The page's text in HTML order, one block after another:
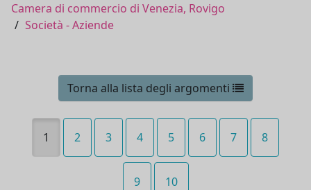
Camera di commercio di Venezia, Rovigo
Società - Aziende
Torna alla lista degli argomenti
1 2 3 4 5 6 7 8
9 10